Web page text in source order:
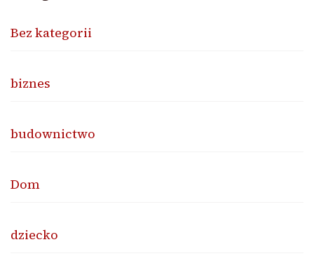
Bez kategorii
biznes
budownictwo
Dom
dziecko